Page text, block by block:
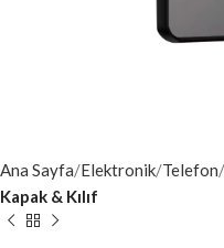
Ana Sayfa Elektronik Telefon
Kapak & Kılıf